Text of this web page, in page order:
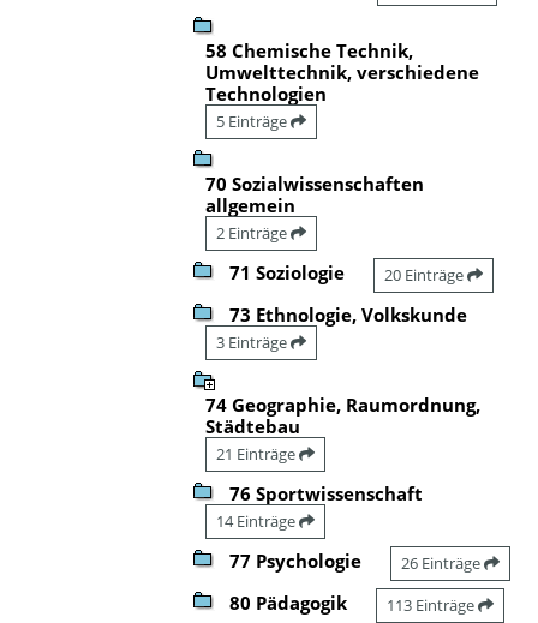
58 Chemische Technik,
Umwelttechnik, verschiedene
Technologien
5 Einträge
70 Sozialwissenschaften
allgemein
2 Einträge
71 Soziologie 20 Einträge
73 Ethnologie, Volkskunde
3 Einträge
74 Geographie, Raumordnung,
Städtebau
21 Einträge
76 Sportwissenschaft
14 Einträge
77 Psychologie 26 Einträge
80 Pädagogik 113 Einträge